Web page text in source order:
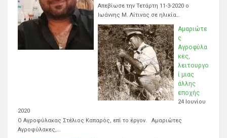
Απεβίωσε την Τετάρτη 11-3-2020 ο
Ιωάννης Μ. Λίτινας σε ηλικία…
Αμαριώτε
ς
Αγροφύλα
κες,
λειτουργο
ί μιας
άλλης
εποχής
24 Ιουνίου
2020
Ο Αγροφύλακας Στέλιος Καπαρός, επί το έργον. Αμαριώτες
Αγροφύλακες,…